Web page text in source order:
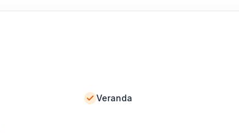
Veranda